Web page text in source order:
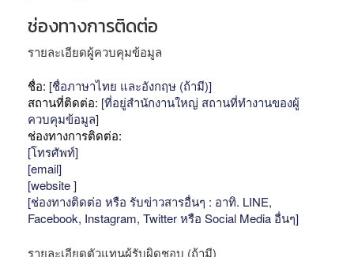
ช่องทางการติดต่อ
รายละเอียดผู้ควบคุมข้อมูล
ชื่อ: [ชื่อภาษาไทย และอังกฤษ (ถ้ามี)]
สถานที่ติดต่อ: [ที่อยู่สำนักงานใหญ่ สถานที่ทำงานของผู้
ควบคุมข้อมูล]
ช่องทางการติดต่อ:
[โทรศัพท์]
[email]
[website ]
[ช่องทางติดต่อ หรือ รับข่าวสารอื่นๆ : อาทิ. LINE,
Facebook, Instagram, Twitter หรือ Social Media อื่นๆ]
รายละเอียดตัวแทนผู้รับผิดชอบ (ถ้ามี)